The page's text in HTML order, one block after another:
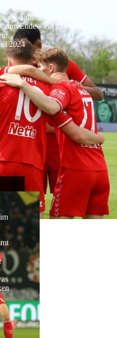
die Tabellenführung
Ende – ein guter Tag
2024